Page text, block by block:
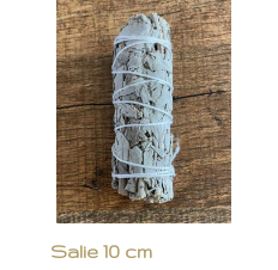
Salie 10 cm